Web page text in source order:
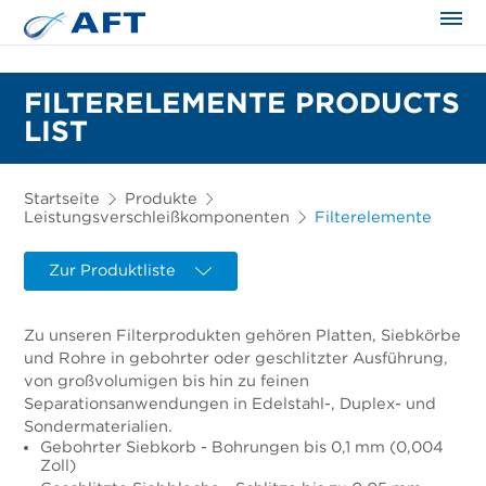
FILTERELEMENTE PRODUCTS
LIST
Startseite
Produkte
Leistungsverschleißkomponenten
Filterelemente
Zur Produktliste
Zu unseren Filterprodukten gehören Platten, Siebkörbe
und Rohre in gebohrter oder geschlitzter Ausführung,
von großvolumigen bis hin zu feinen
Separationsanwendungen in Edelstahl-, Duplex- und
Sondermaterialien.
Gebohrter Siebkorb - Bohrungen bis 0,1 mm (0,004
Zoll)